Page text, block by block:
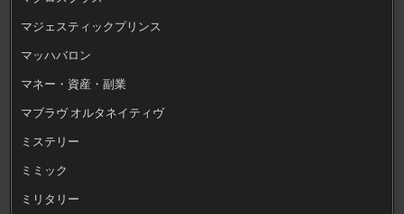
マジェスティックプリンス
マッハバロン
マネー・資産・副業
マブラヴ オルタネイティヴ
ミステリー
ミミック
ミリタリー